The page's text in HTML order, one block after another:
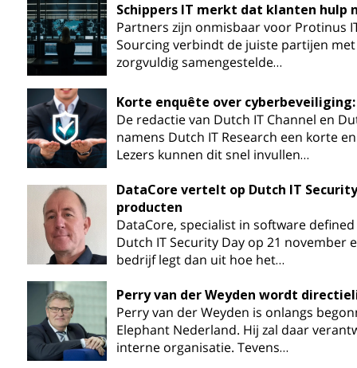
Schippers IT merkt dat klanten hulp
Partners zijn onmisbaar voor Protinus
Sourcing verbindt de juiste partijen
zorgvuldig samengestelde…
Korte enquête over
De redactie van Dutch IT Channel en
namens Dutch IT Research een korte
Lezers kunnen dit snel invullen…
DataCore vertelt op Dutch IT
producten
DataCore, specialist in software
Dutch IT Security Day op 21 november
bedrijf legt dan uit hoe het…
Perry van der Weyden wordt
Perry van der Weyden is onlangs
Elephant Nederland. Hij zal daar
interne organisatie. Tevens…